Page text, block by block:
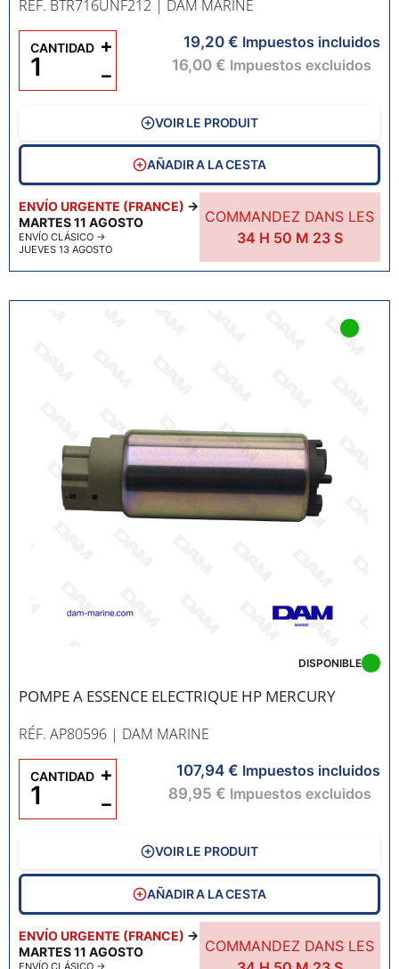
RÉF. BTR716UNF212 | DAM MARINE
ENVÍO URGENTE (FRANCE) →
MARTES 11 AGOSTO
ENVÍO CLÁSICO →
JUEVES 13 AGOSTO
COMMANDEZ DANS LES
34 H 50 M 22S
19,20 € Impuestos incluidos
16,00 € Impuestos excluidos
CANTIDAD
−
+
VOIR LE PRODUIT
AÑADIR A LA CESTA
POMPE A ESSENCE ELECTRIQUE HP MERCURY
RÉF. AP80596 | DAM MARINE
ENVÍO URGENTE (FRANCE) →
MARTES 11 AGOSTO
ENVÍO CLÁSICO →
COMMANDEZ DANS LES
DISPONIBLE
107,94 € Impuestos incluidos
89,95 € Impuestos excluidos
CANTIDAD
−
+
VOIR LE PRODUIT
AÑADIR A LA CESTA